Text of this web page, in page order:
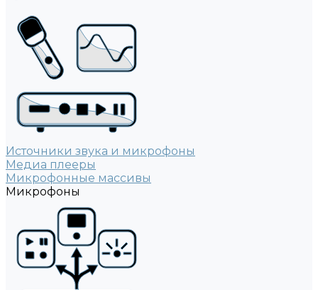
Источники звука и микрофоны
Медиа плееры
Микрофонные массивы
Микрофоны